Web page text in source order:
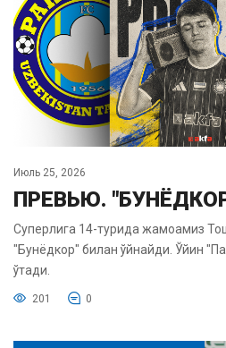
Июль 25, 2026
ПРЕВЬЮ.
Суперлига 14-турида жамоамиз
"Бунёдкор" билан ўйнайди. Ўйин
ўтади.
201 0